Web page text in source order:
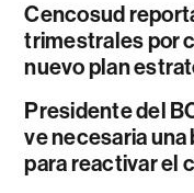
Cencosud
trimestrales por
nuevo plan
Presidente del
ve necesaria una
para reactivar el